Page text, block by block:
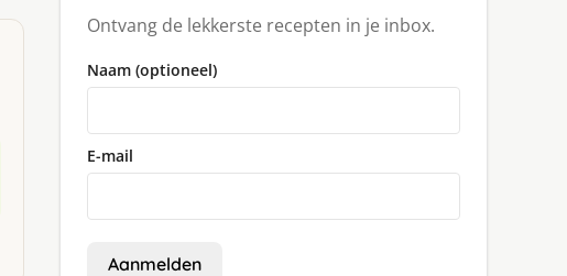
Ontvang de lekkerste recepten in je inbox.
Naam (optioneel)
E-mail
Aanmelden